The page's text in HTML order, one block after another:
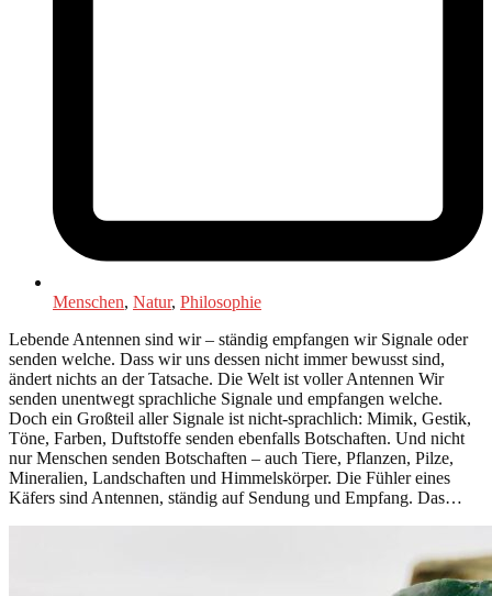
Menschen, Natur, Philosophie
Lebende Antennen sind wir – ständig empfangen wir Signale oder
senden welche. Dass wir uns dessen nicht immer bewusst sind,
ändert nichts an der Tatsache. Die Welt ist voller Antennen Wir
senden unentwegt sprachliche Signale und empfangen welche.
Doch ein Großteil aller Signale ist nicht-sprachlich: Mimik, Gestik,
Töne, Farben, Duftstoffe senden ebenfalls Botschaften. Und nicht
nur Menschen senden Botschaften – auch Tiere, Pflanzen, Pilze,
Mineralien, Landschaften und Himmelskörper. Die Fühler eines
Käfers sind Antennen, ständig auf Sendung und Empfang. Das…